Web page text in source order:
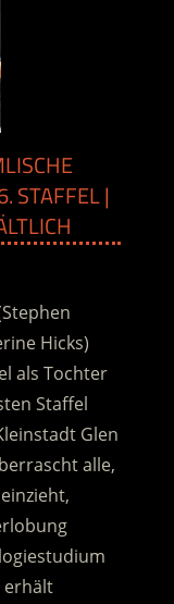
STAFFEL |
Hicks)
als Tochter
Staffel
Glen
alle,
erhält